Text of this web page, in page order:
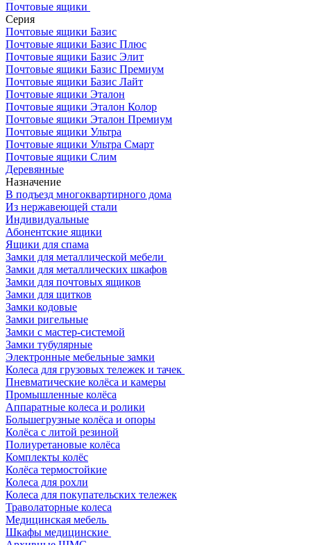
Почтовые ящики
Серия
Почтовые ящики Базис
Почтовые ящики Базис Плюс
Почтовые ящики Базис Элит
Почтовые ящики Базис Премиум
Почтовые ящики Базис Лайт
Почтовые ящики Эталон
Почтовые ящики Эталон Колор
Почтовые ящики Эталон Премиум
Почтовые ящики Ультра
Почтовые ящики Ультра Смарт
Почтовые ящики Слим
Деревянные
Назначение
В подъезд многоквартирного дома
Из нержавеющей стали
Индивидуальные
Абонентские ящики
Ящики для спама
Замки для металлической мебели
Замки для металлических шкафов
Замки для почтовых ящиков
Замки для щитков
Замки кодовые
Замки ригельные
Замки с мастер-системой
Замки тубулярные
Электронные мебельные замки
Колеса для грузовых тележек и тачек
Пневматические колёса и камеры
Промышленные колёса
Аппаратные колеса и ролики
Большегрузные колёса и опоры
Колёса с литой резиной
Полиуретановые колёса
Комплекты колёс
Колёса термостойкие
Колеса для рохли
Колеса для покупательских тележек
Траволаторные колеса
Медицинская мебель
Шкафы медицинские